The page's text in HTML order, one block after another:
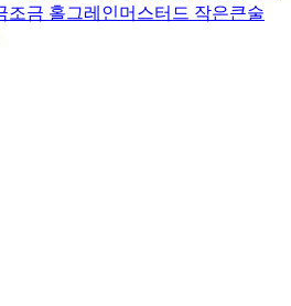
조금 홀그레인머스터드 작은큰술